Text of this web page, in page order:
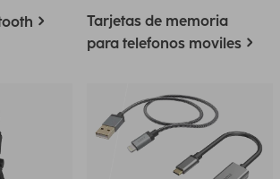
Tarjetas de memoria
para telefonos moviles